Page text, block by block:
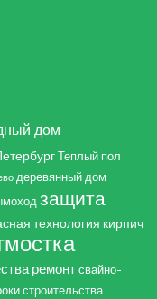
дом
Теплый пол
деревянный дом
защита
технология кирпич
ремонт свайно-
строительства